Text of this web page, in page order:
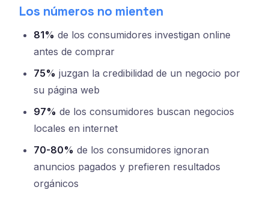
Los números no mienten
81% de los consumidores investigan online
antes de comprar
75% juzgan la credibilidad de un negocio por
su página web
97% de los consumidores buscan negocios
locales en internet
70-80% de los consumidores ignoran
anuncios pagados y prefieren resultados
orgánicos